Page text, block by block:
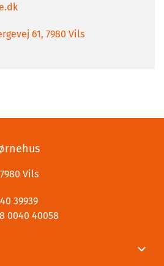
61, 7980 Vils
Vils
39939
0040 40058